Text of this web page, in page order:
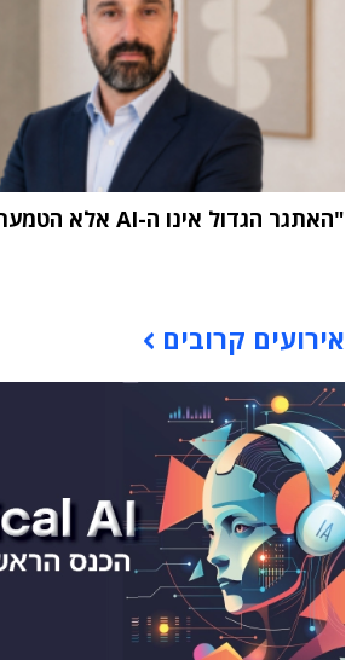
"האתגר הגדול אינו ה-AI אלא הטמעתה בארגון"
אירועים קרובים